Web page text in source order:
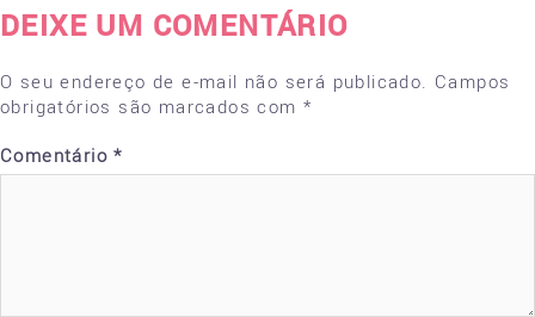
DEIXE UM COMENTÁRIO
O seu endereço de e-mail não será publicado. Campos
obrigatórios são marcados com *
Comentário*